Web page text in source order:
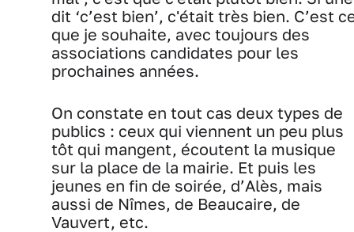
dit ‘c’est bien’, c'était très bien. C’est
que je souhaite, avec toujours des
associations candidates pour les
prochaines années.
On constate en tout cas deux types de
publics : ceux qui viennent un peu plus
tôt qui mangent, écoutent la musique
sur la place de la mairie. Et puis les
jeunes en fin de soirée, d’Alès, mais
aussi de Nîmes, de Beaucaire, de
Vauvert, etc.